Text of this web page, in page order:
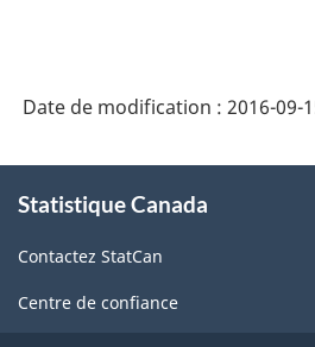
de
l'enquête
sur
la
Date de modification : 2016-09-
propos
ce
site
Statistique Canada
Contactez StatCan
Centre de confiance